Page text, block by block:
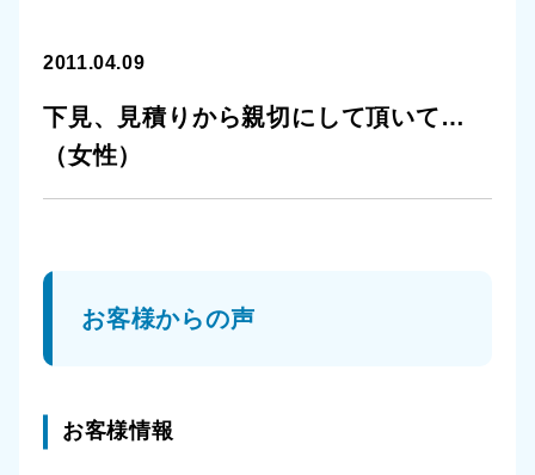
2011.04.09
下見、見積りから親切にして頂いて…
（女性）
お客様からの声
お客様情報